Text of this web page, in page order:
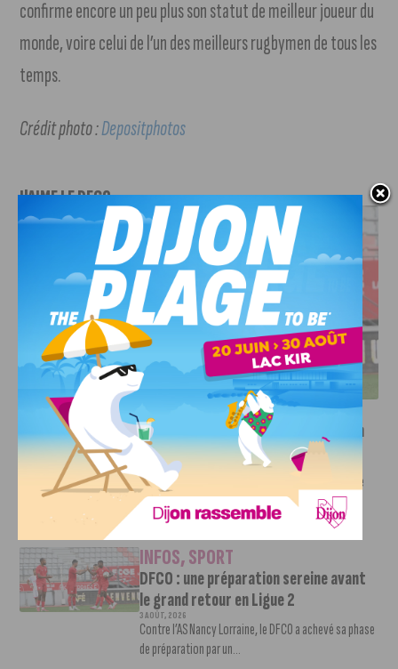
confirme encore un peu plus son statut de meilleur joueur du
monde, voire celui de l’un des meilleurs rugbymen de tous les
temps.
Crédit photo :Depositphotos
J'AIME LE DFCO
DFCO : UNE PRÉPARATION SEREINE AVANT LE GRAND
RETOUR EN LIGUE 2
SPORT
Faire le tour de la Côte-d’Or à vélo en
trois jours : le défi de Victor Bosoni
5 AOÛT, 2026
Le challenge que s’apprête à relever l’ultra-cycliste
Victor Bosoni est simple : parcourir 571...
INFOS,SPORT
DFCO : une préparation sereine avant
le grand retour en Ligue 2
3 AOÛT, 2026
Contre l’AS Nancy Lorraine, le DFCO a achevé sa phase
de préparation par un...